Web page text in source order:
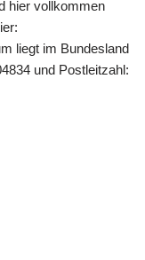
hier vollkommen
liegt im Bundesland
und Postleitzahl: